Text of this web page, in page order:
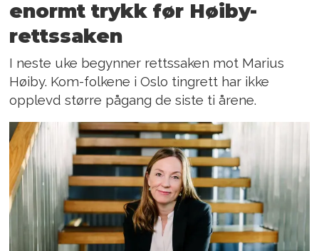
enormt trykk før Høiby-
rettssaken
I neste uke begynner rettssaken mot Marius
Høiby. Kom-folkene i Oslo tingrett har ikke
opplevd større pågang de siste ti årene.